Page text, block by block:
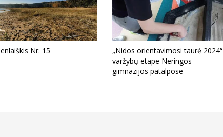
Nr. 15
„Nidos orientavimosi taurė 2024“
varžybų etape Neringos
gimnazijos patalpose